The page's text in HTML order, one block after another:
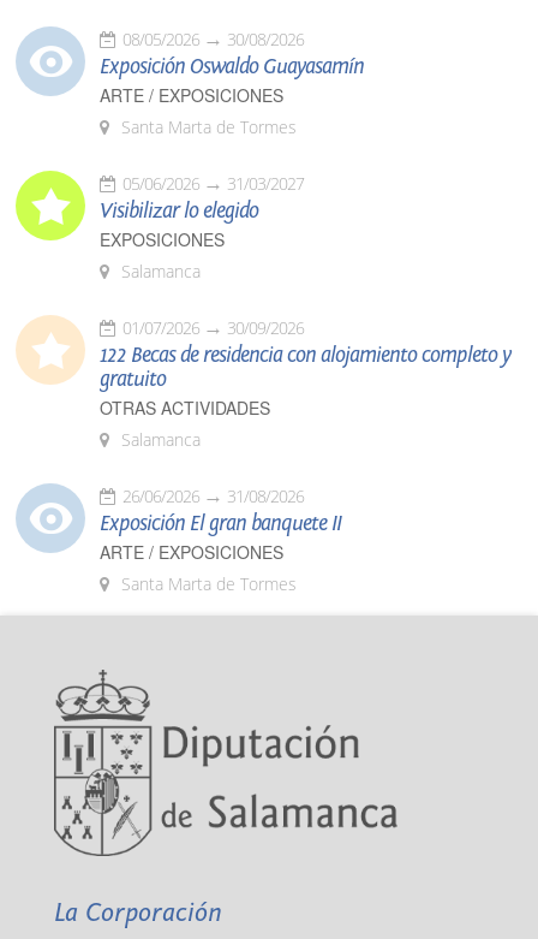
08/05/2026 30/08/2026
Exposición Oswaldo Guayasamín
ARTE / EXPOSICIONES
Santa Marta de Tormes
05/06/2026 31/03/2027
Visibilizar lo elegido
EXPOSICIONES
Salamanca
01/07/2026 30/09/2026
122 Becas de residencia con alojamiento completo y
gratuito
OTRAS ACTIVIDADES
Salamanca
26/06/2026 31/08/2026
Exposición El gran banquete II
ARTE / EXPOSICIONES
Santa Marta de Tormes
La Corporación